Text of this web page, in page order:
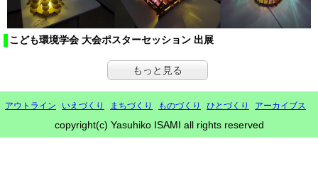
こども環境学会 大会ポスターセッション 出展
もっと見る
アウトライン いえづくり まちづくり ものづくり ひとづくり アーカイブス
copyright(c) Yasuhiko ISAMI all rights reserved